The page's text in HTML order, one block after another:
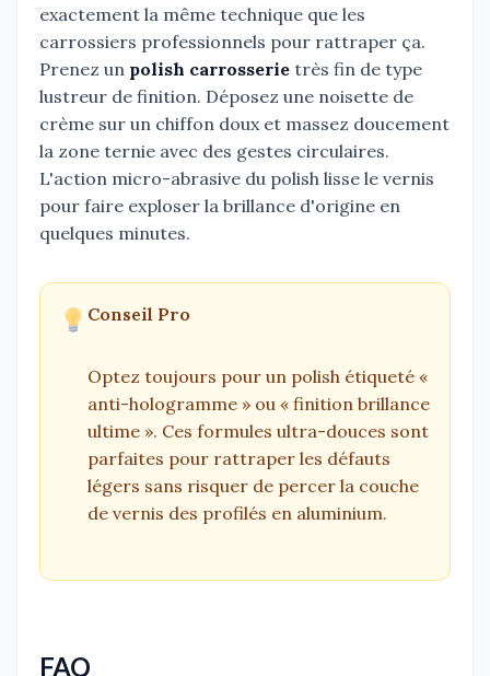
exactement la même technique que les
carrossiers professionnels pour rattraper ça.
Prenez un polish carrosserie très fin de type
lustreur de finition. Déposez une noisette de
crème sur un chiffon doux et massez doucement
la zone ternie avec des gestes circulaires.
L'action micro-abrasive du polish lisse le vernis
pour faire exploser la brillance d'origine en
quelques minutes.
Conseil Pro
Optez toujours pour un polish étiqueté «
anti-hologramme » ou « finition brillance
ultime ». Ces formules ultra-douces sont
parfaites pour rattraper les défauts
légers sans risquer de percer la couche
de vernis des profilés en aluminium.
FAQ